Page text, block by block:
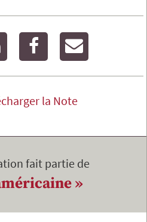
linkedin facebook
la Note
fait partie de
»